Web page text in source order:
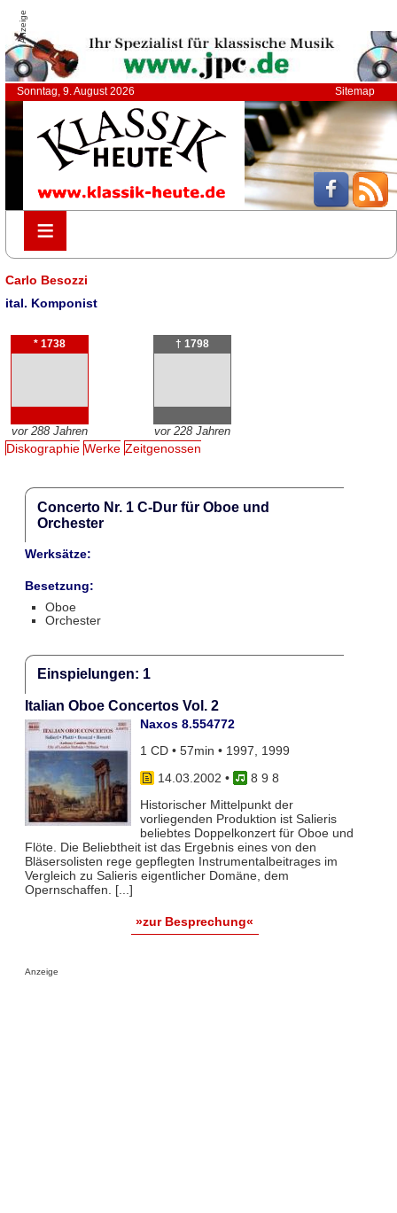
Anzeige
Sonntag, 9. August 2026 Sitemap
≡
≡
Carlo Besozzi
ital. Komponist
* 1738
vor 288 Jahren
† 1798
vor 228 Jahren
Diskographie Werke Zeitgenossen
Concerto Nr. 1 C-Dur für Oboe und
Orchester
Werksätze:
Besetzung:
Oboe
Orchester
Einspielungen: 1
Italian Oboe Concertos Vol. 2
Naxos 8.554772
1 CD • 57min • 1997, 1999
14.03.2002 •
8 9 8
Historischer Mittelpunkt der
vorliegenden Produktion ist Salieris
beliebtes Doppelkonzert für Oboe und
Flöte. Die Beliebtheit ist das Ergebnis eines von den
Bläsersolisten rege gepflegten Instrumentalbeitrages im
Vergleich zu Salieris eigentlicher Domäne, dem
Opernschaffen. [...]
»zur Besprechung«
Anzeige